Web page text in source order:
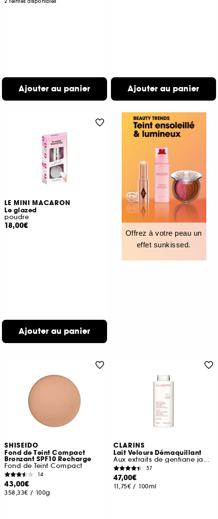
Ajouter au panier Ajouter au panier
LE MINI MACARON
Le glazed
poudre
18,00€
Ajouter au panier
Offrez à votre peau un
effet sunkissed.
SHISEIDO
Fond de Teint Compact
Bronzant SPF10 Recharge
Fond de Teint Compact
14
43,00€
358,33€ / 100g
CLARINS
Lait Velours Démaquillant
Aux extraits de gentiane jaune & mélisse des Alpes
57
47,00€
11,75€ / 100ml